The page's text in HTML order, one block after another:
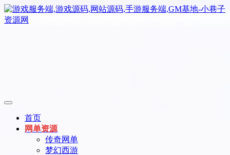
首页
网单资源
传奇网单
梦幻西游